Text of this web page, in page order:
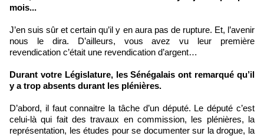
mois...
J’en suis sûr et certain qu’il y en aura pas de rupture. Et, l’avenir
nous le dira. D’ailleurs, vous avez vu leur première
revendication c’était une revendication d’argent…
Durant votre Législature, les Sénégalais ont remarqué qu’il
y a trop absents durant les plénières.
D’abord, il faut connaitre la tâche d’un député. Le député c’est
celui-là qui fait des travaux en commission, les plénières, la
représentation, les études pour se documenter sur la drogue, la